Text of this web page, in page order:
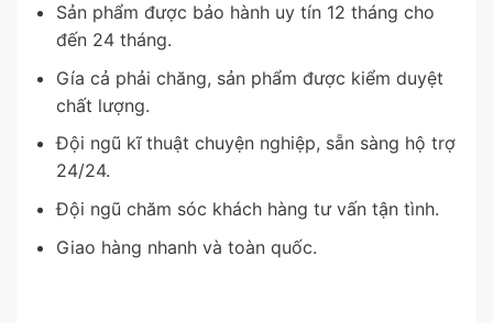
Sản phẩm được bảo hành uy tín 12 tháng cho
đến 24 tháng.
Gía cả phải chăng, sản phẩm được kiểm duyệt
chất lượng.
Đội ngũ kĩ thuật chuyện nghiệp, sẵn sàng hộ trợ
24/24.
Đội ngũ chăm sóc khách hàng tư vấn tận tình.
Giao hàng nhanh và toàn quốc.